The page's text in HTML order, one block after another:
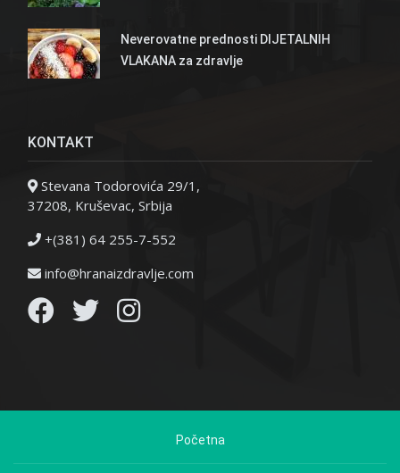
Neverovatne prednosti DIJETALNIH
VLAKANA za zdravlje
KONTAKT
Stevana Todorovića 29/1,
37208, Kruševac, Srbija
+(381) 64 255-7-552
info@hranaizdravlje.com
Početna